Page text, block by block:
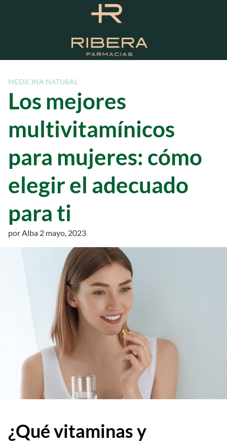
MEDICINA NATURAL
Los mejores
multivitamínicos
para mujeres: cómo
elegir el adecuado
para ti
porAlba 2 mayo, 2023
¿Qué vitaminas y